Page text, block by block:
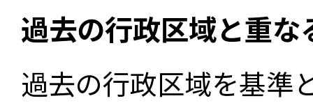
過去の行政区域と重
過去の行政区域を基準